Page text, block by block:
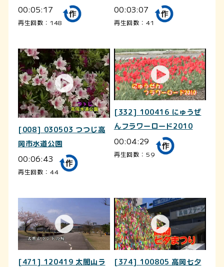
00:05:17
再生回数：148
00:03:07
再生回数：41
[008] 030503 つつじ高
岡市水道公園
00:06:43
再生回数：44
[332] 100416 にゅうぜ
んフラワーロード2010
00:04:29
再生回数：59
[471] 120419 太閤山ラ [374] 100805 高岡七夕